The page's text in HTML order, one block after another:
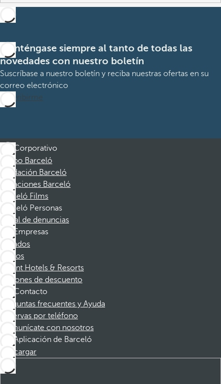
Manténgase siempre al tanto de todas las
novedades con nuestro boletín
Suscríbase a nuestro boletín y reciba nuestras ofertas en su
correo electrónico
Suscribirme
Corporativo
Grupo Barceló
Fundación Barceló
Vacaciones Barceló
Barceló Films
Barceló Personas
Canal de denuncias
Empresas
Afiliados
Socios
Dorint Hotels & Resorts
Cupones de descuento
Contacto
Preguntas frecuentes y Ayuda
Reservas por teléfono
Comunícate con nosotros
Aplicación de Barceló
Descargar